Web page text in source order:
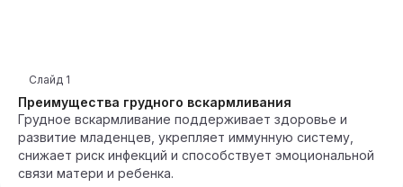
Преимущества грудного вскармливания
Слайд 1
Грудное вскармливание поддерживает здоровье и
развитие младенцев, укрепляет иммунную систему,
снижает риск инфекций и способствует эмоциональной
связи матери и ребенка.